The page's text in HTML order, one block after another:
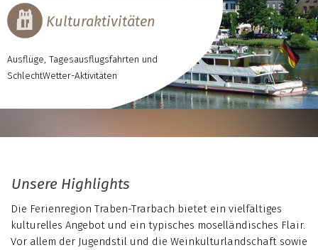
Kulturaktivitäten
Ausflüge, Tagesausflugsfahrten und
SchlechtWetter-Aktivitäten
Unsere Highlights
Die Ferienregion Traben-Trarbach bietet ein vielfältiges
kulturelles Angebot und ein typisches moselländisches Flair.
Vor allem der Jugendstil und die Weinkulturlandschaft sowie